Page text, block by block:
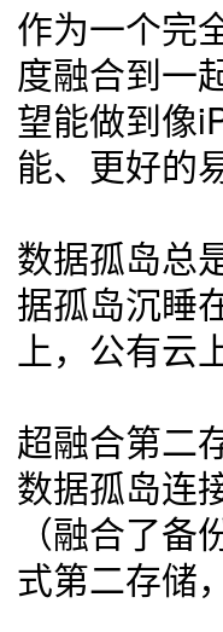
作为一个完
度融合到一
望能做到像
能、更好的
数据孤岛总
据孤岛沉睡
上，公有云
超融合第二
数据孤岛连
（融合了
式第二存储